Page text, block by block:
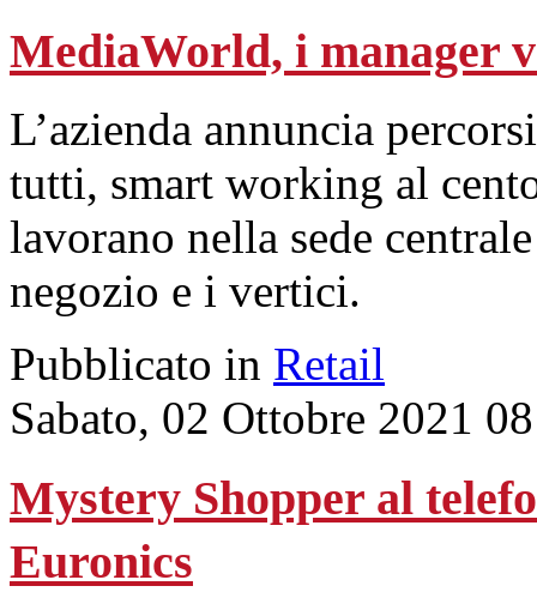
MediaWorld, i manager
L’azienda annuncia
tutti, smart working al
lavorano nella sede
negozio e i vertici.
Pubblicato in Retail
Sabato, 02 Ottobre 2021
Mystery Shopper al
Euronics